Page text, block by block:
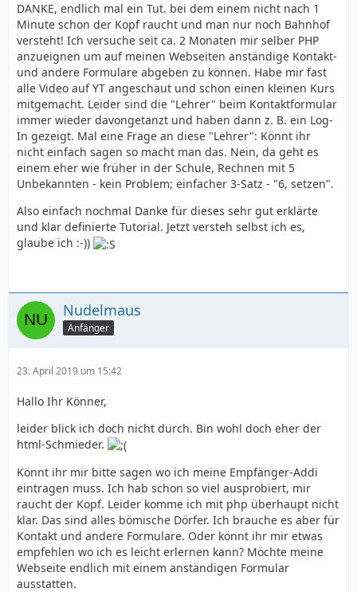
DANKE, endlich mal ein Tut. bei dem einem nicht nach 1
Minute schon der Kopf raucht und man nur noch Bahnhof
versteht! Ich versuche seit ca. 2 Monaten mir selber PHP
anzueignen um auf meinen Webseiten anständige Kontakt-
und andere Formulare abgeben zu können. Habe mir fast
alle Video auf YT angeschaut und schon einen kleinen Kurs
mitgemacht. Leider sind die "Lehrer" beim Kontaktformular
immer wieder davongetanzt und haben dann z. B. ein Log-
In gezeigt. Mal eine Frage an diese "Lehrer": Könnt ihr
nicht einfach sagen so macht man das. Nein, da geht es
einem eher wie früher in der Schule, Rechnen mit 5
Unbekannten - kein Problem; einfacher 3-Satz - "6, setzen".
Also einfach nochmal Danke für dieses sehr gut erklärte
und klar definierte Tutorial. Jetzt versteh selbst ich es,
glaube ich :-))
Nudelmaus
Anfänger
23. April 2019 um 15:42
Hallo Ihr Könner,
leider blick ich doch nicht durch. Bin wohl doch eher der
html-Schmieder.
Könnt ihr mir bitte sagen wo ich meine Empfänger-Addi
eintragen muss. Ich hab schon so viel ausprobiert, mir
raucht der Kopf. Leider komme ich mit php überhaupt nicht
klar. Das sind alles bömische Dörfer. Ich brauche es aber für
Kontakt und andere Formulare. Oder könnt ihr mir etwas
empfehlen wo ich es leicht erlernen kann? Möchte meine
Webseite endlich mit einem anständigen Formular
ausstatten.